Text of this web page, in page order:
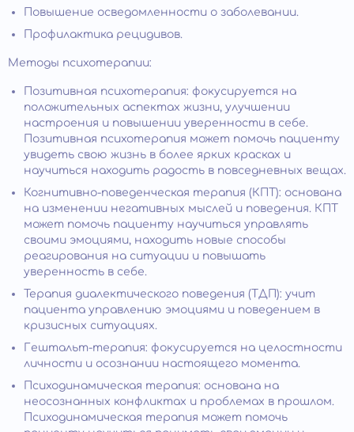
Повышение осведомленности о заболевании.
Профилактика рецидивов.
Методы психотерапии:
Позитивная психотерапия: фокусируется на
положительных аспектах жизни, улучшении
настроения и повышении уверенности в себе.
Позитивная психотерапия может помочь пациенту
увидеть свою жизнь в более ярких красках и
научиться находить радость в повседневных вещах.
Когнитивно-поведенческая терапия (КПТ): основана
на изменении негативных мыслей и поведения. КПТ
может помочь пациенту научиться управлять
своими эмоциями, находить новые способы
реагирования на ситуации и повышать
уверенность в себе.
Терапия диалектического поведения (ТДП): учит
пациента управлению эмоциями и поведением в
кризисных ситуациях.
Гештальт-терапия: фокусируется на целостности
личности и осознании настоящего момента.
Психодинамическая терапия: основана на
неосознанных конфликтах и проблемах в прошлом.
Психодинамическая терапия может помочь